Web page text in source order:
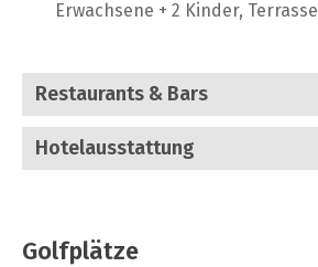
Erwachsene + 2 Kinder, Terrasse
Restaurants & Bars
Hotelausstattung
Golfplätze